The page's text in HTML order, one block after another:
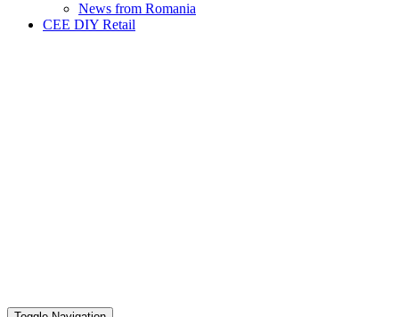
News from Romania
CEE DIY Retail